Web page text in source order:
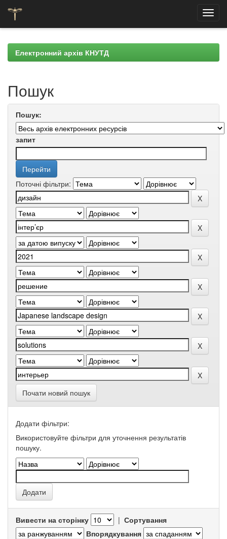
navigationЕлектронний архів КНУТД
Пошук
Пошук:
запит
Поточні фільтри:
Почати новий пошук
Додати фільтри:
Використовуйте фільтри для уточнення результатів
пошуку.
Вивести на сторінку | Сортування
Впорядкування